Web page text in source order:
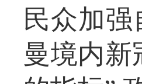
民众加
曼境内新